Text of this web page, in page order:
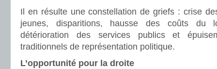
Il en résulte une constellation de griefs : crise
jeunes, disparitions, hausse des coûts du
détérioration des services publics et
traditionnels de représentation politique.
L’opportunité pour la droite